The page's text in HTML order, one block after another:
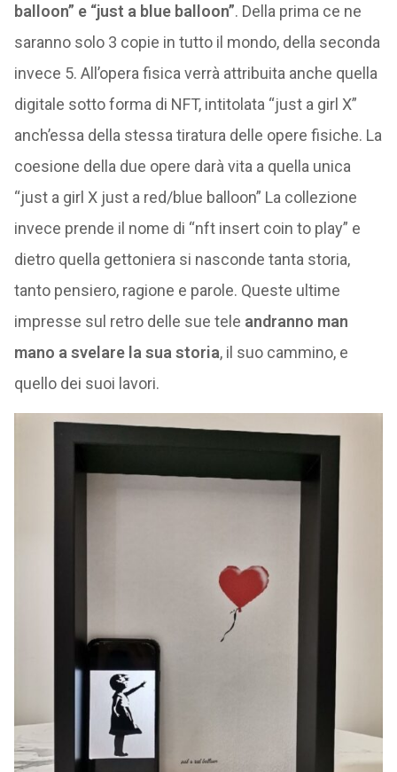
balloon” e “just a blue balloon”. Della prima ce ne
saranno solo 3 copie in tutto il mondo, della seconda
invece 5. All’opera fisica verrà attribuita anche quella
digitale sotto forma di NFT, intitolata “just a girl X”
anch’essa della stessa tiratura delle opere fisiche. La
coesione della due opere darà vita a quella unica
“just a girl X just a red/blue balloon” La collezione
invece prende il nome di “nft insert coin to play” e
dietro quella gettoniera si nasconde tanta storia,
tanto pensiero, ragione e parole. Queste ultime
impresse sul retro delle sue tele andranno man
mano a svelare la sua storia, il suo cammino, e
quello dei suoi lavori.